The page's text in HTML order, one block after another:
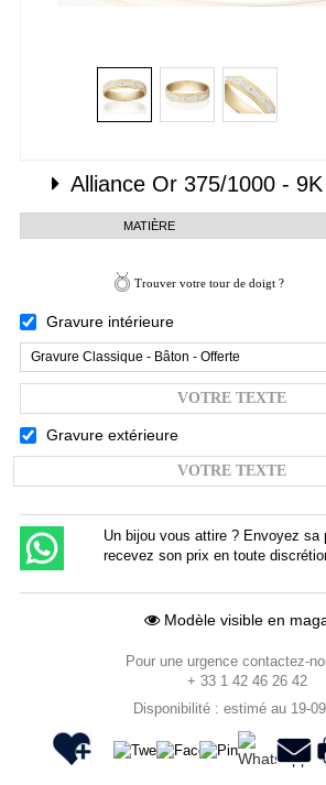
Alliance Or 375/1000 - 9K
MATIÈRE
Trouver votre tour de doigt ?
Gravure intérieure
Gravure Classique - Bâton - Offerte
Gravure extérieure
Un bijou vous attire ? Envoyez sa
recevez son prix en toute
Modèle visible en
Pour une urgence contactez-
+ 33 1 42 46 26 42
Disponibilité : estimé au 19-